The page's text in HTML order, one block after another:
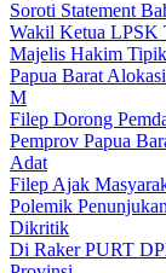
Soroti Statement
Wakil Ketua LPSK
Majelis Hakim
Papua Barat
M
Filep Dorong
Pemprov Papua
Adat
Filep Ajak
Polemik
Dikritik
Di Raker PURT